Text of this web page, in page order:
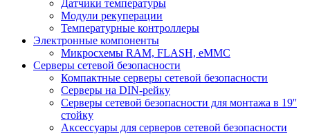
Датчики температуры
Модули рекуперации
Температурные контроллеры
Электронные компоненты
Микросхемы RAM, FLASH, eMMC
Серверы сетевой безопасности
Компактные серверы сетевой безопасности
Серверы на DIN-рейку
Серверы сетевой безопасности для монтажа в 19''
стойку
Аксессуары для серверов сетевой безопасности